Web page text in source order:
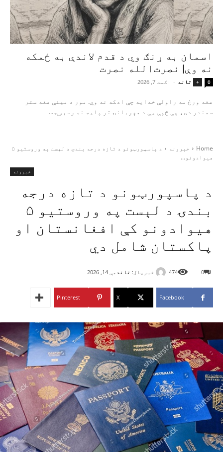
اسمان به ړنګ وي د قدم لاندې به ځمکه
نه وې| نصرت‌الله نصرت
+ تاند - اګست 7, 2026 0
هغه ورځ مه راولې خدایه چې ادکه نه وي. مور د مینې هغه ستر
سمندر دی، چې څپې یې د مهربانۍ تر پایه نه رسېږي....